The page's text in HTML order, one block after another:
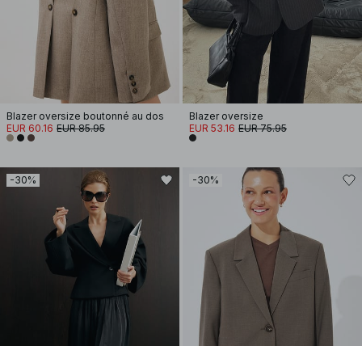
Blazer oversize boutonné au dos
EUR 60.16 EUR 85.95
Blazer oversize
EUR 53.16 EUR 75.95
-30% -30%